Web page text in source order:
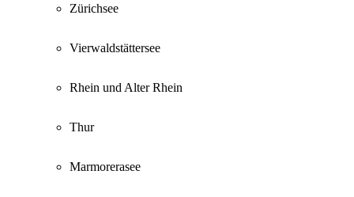
Zürichsee
Vierwaldstättersee
Rhein und Alter Rhein
Thur
Marmorerasee